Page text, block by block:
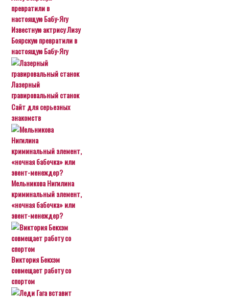
Известную актрису Лизу
Боярскую превратили в
настоящую Бабу-Ягу
Лазерный
гравировальный станок
Сайт для серьезных
знакомств
Мельникова Нигилина
криминальный элемент,
«ночная бабочка» или
эвент-менеждер?
Виктория Бекхэм
совмещает работу со
спортом